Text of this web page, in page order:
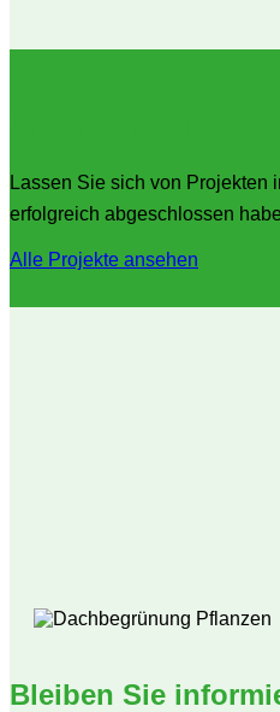
Lassen Sie sich von Projekten
erfolgreich abgeschlossen
Alle Projekte ansehen
Bleiben Sie